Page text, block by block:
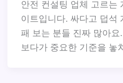
안전 컨설팅 업체 고르는
이트입니다. 싸다고 덥석
패 보는 분들 진짜 많아요
보다가 중요한 기준을 놓